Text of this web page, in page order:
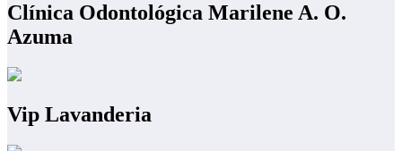
Clínica Odontológica Marilene A. O.
Azuma
Vip Lavanderia